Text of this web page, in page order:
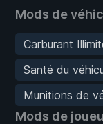
Mods de
Carburant
Santé du
Munitions de
Mods de